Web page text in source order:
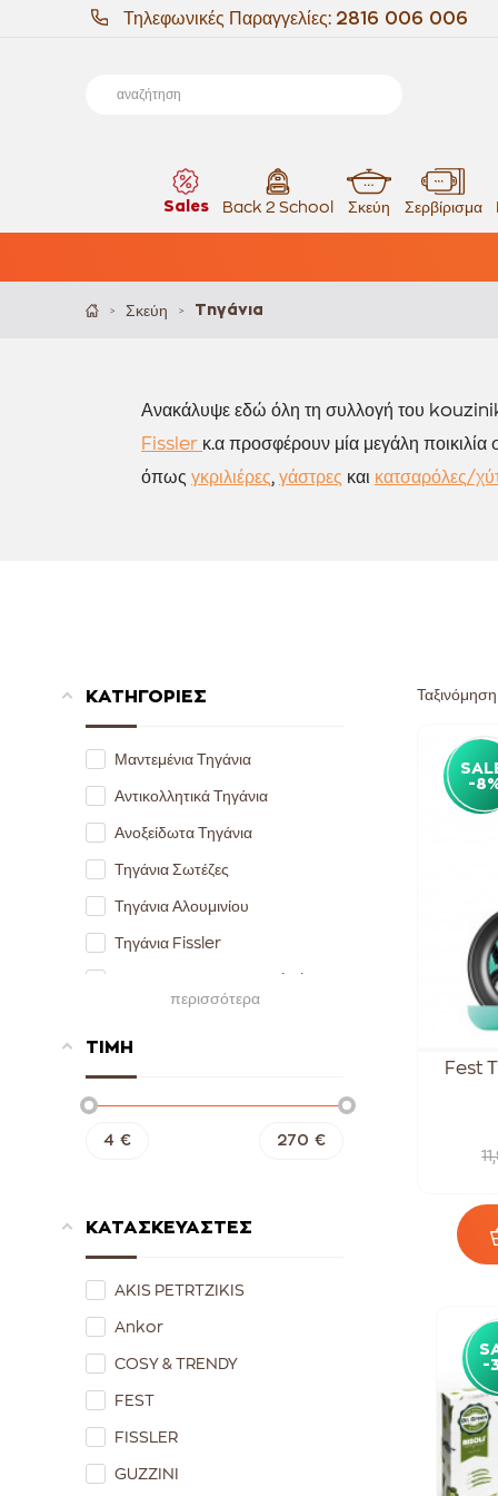
Τηλεφωνικές Παραγγελίες: 2816 006 006
Sales Back 2 School Σκεύη Σερβίρισμα
> Σκεύη > Τηγάνια
Ανακάλυψε εδώ όλη τη συλλογή του
Fissler κ.α προσφέρουν μία μεγάλη ποικιλία
όπως γκριλιέρες, γάστρες και κατσαρόλες/
ΚΑΤΗΓΟΡΙΕΣ
Μαντεμένια Τηγάνια
Αντικολλητικά Τηγάνια
Ανοξείδωτα Τηγάνια
Τηγάνια Σωτέζες
Τηγάνια Αλουμινίου
Τηγάνια Fissler
Τηγάνια Akis Petretzikis
περισσότερα
ΤΙΜΗ
4 € 270 €
ΚΑΤΑΣΚΕΥΑΣΤΕΣ
AKIS PETRTZIKIS
Ankor
COSY & TRENDY
FEST
FISSLER
GUZZINI
-
Fest
-